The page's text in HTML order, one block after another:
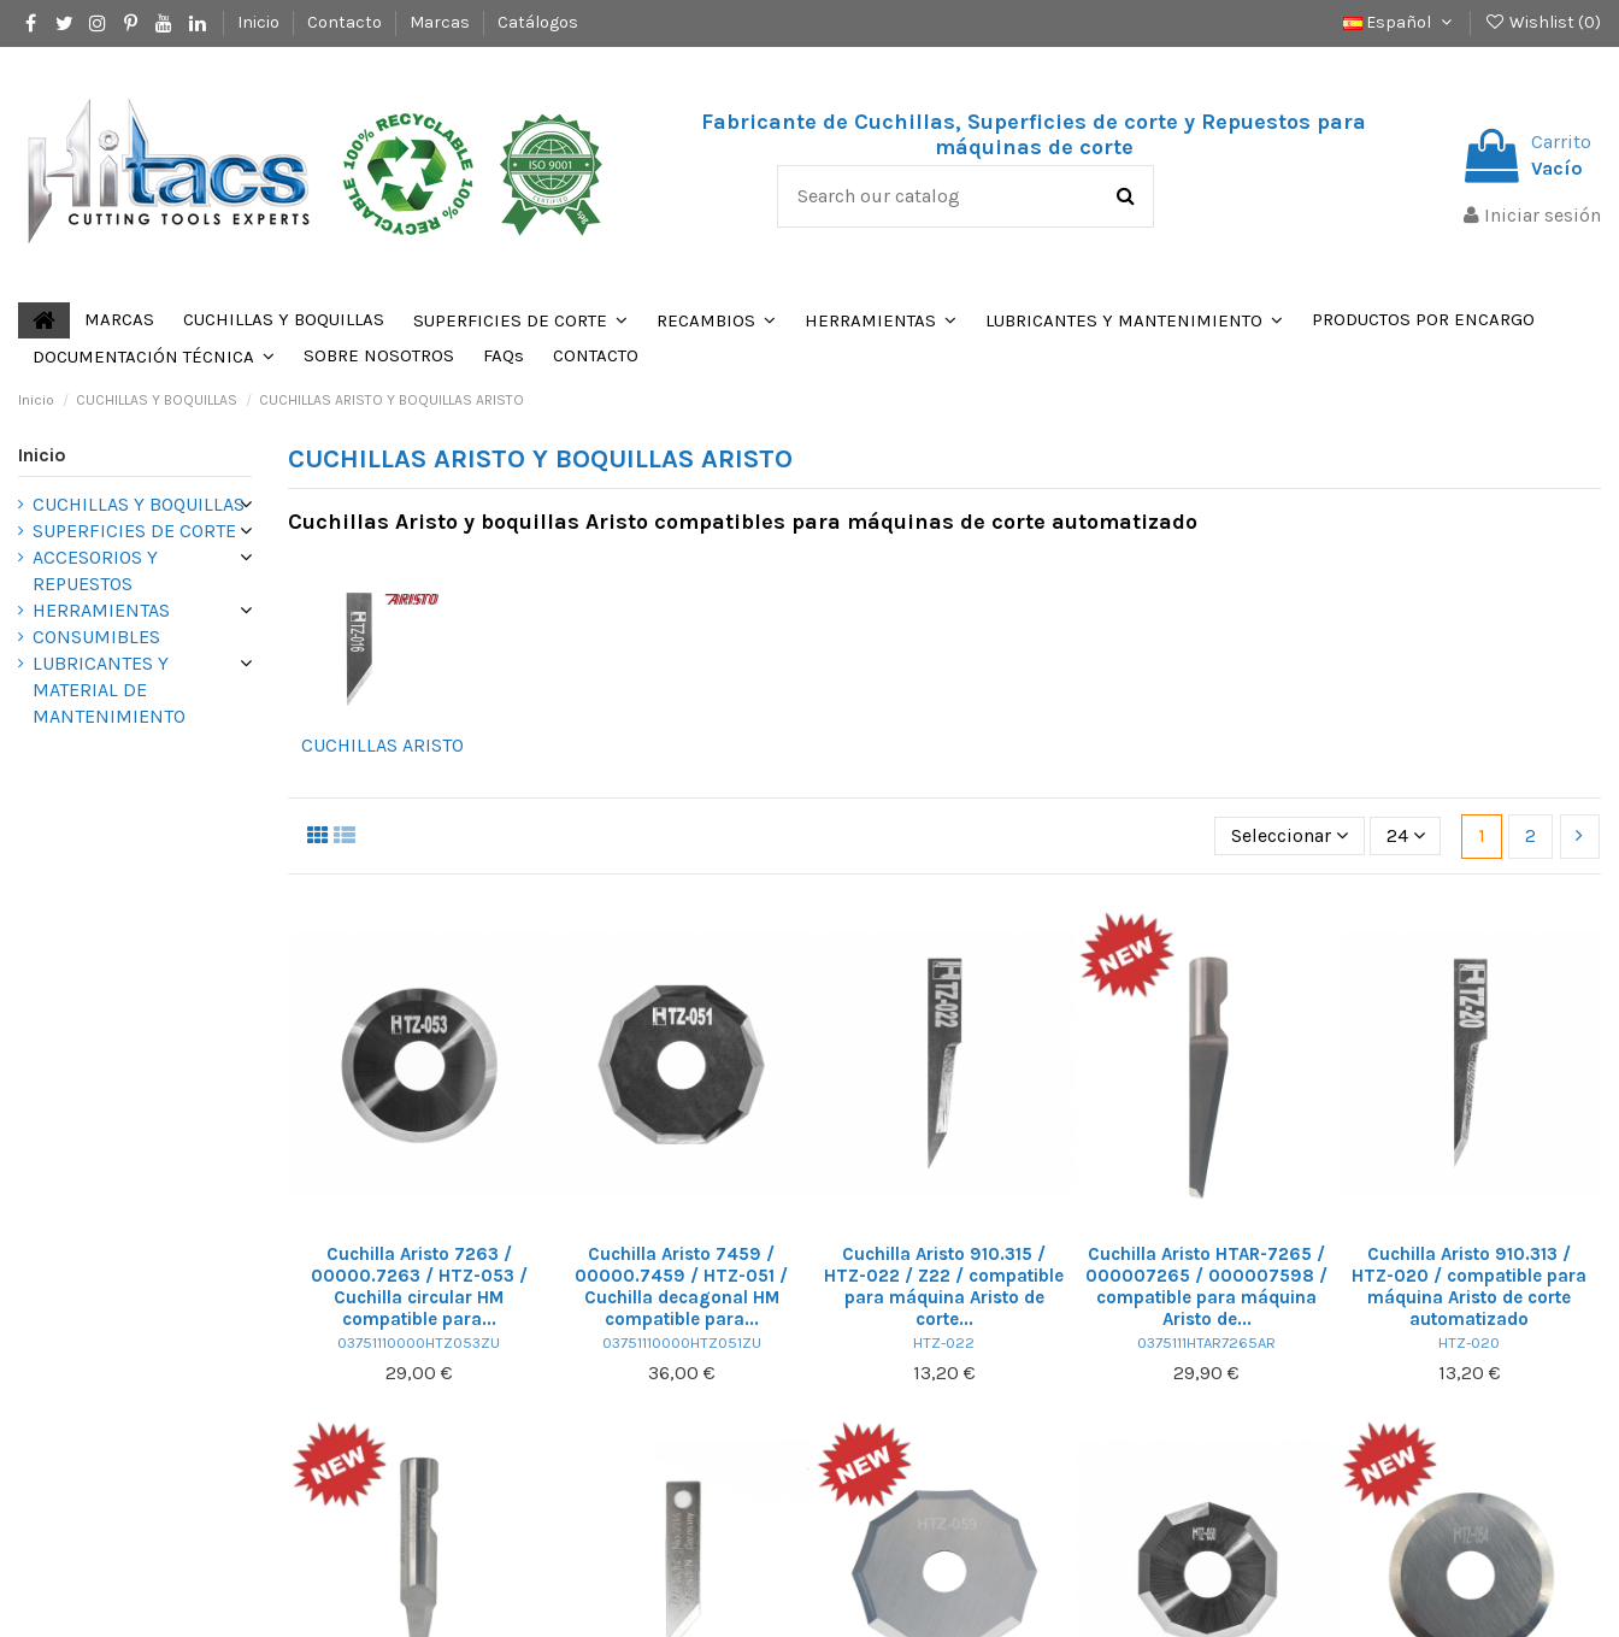
Inicio Contacto Marcas Catálogos Español Wishlist (0)
Fabricante de Cuchillas, Superficies de corte y Repuestos para
máquinas de corte
Carrito
Vacío
Iniciar sesión
MARCAS CUCHILLAS Y BOQUILLAS SUPERFICIES DE CORTE RECAMBIOS HERRAMIENTAS LUBRICANTES Y MANTENIMIENTO
PRODUCTOS POR ENCARGO
DOCUMENTACIÓN TÉCNICA
SOBRE NOSOTROS FAQs CONTACTO
Inicio CUCHILLAS Y BOQUILLAS CUCHILLAS ARISTO Y BOQUILLAS ARISTO
CUCHILLAS ARISTO Y BOQUILLAS ARISTO
Cuchillas Aristo y boquillas Aristo compatibles para máquinas de corte automatizado
CUCHILLAS ARISTO
Seleccionar 24 1 2
Cuchilla Aristo 7263 /
00000.7263 / HTZ-053 /
Cuchilla circular HM
compatible para...
03751110000HTZ053ZU
29,00 €
Cuchilla Aristo 7459 /
00000.7459 / HTZ-051 /
Cuchilla decagonal HM
compatible para...
03751110000HTZ051ZU
36,00 €
Cuchilla Aristo 910.315 /
HTZ-022 / Z22 / compatible
para máquina Aristo de
corte...
HTZ-022
13,20 €
Cuchilla Aristo HTAR-7265 /
000007265 / 000007598 /
compatible para máquina
Aristo de...
0375111HTAR7265AR
29,90 €
Cuchilla Aristo 910.313 /
HTZ-020 / compatible para
máquina Aristo de corte
automatizado
HTZ-020
13,20 €
Inicio
CUCHILLAS Y BOQUILLAS
SUPERFICIES DE CORTE
ACCESORIOS Y
REPUESTOS
HERRAMIENTAS
CONSUMIBLES
LUBRICANTES Y
MATERIAL DE
MANTENIMIENTO